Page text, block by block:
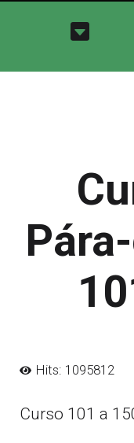
Hits: 1095812
Curso 101 a